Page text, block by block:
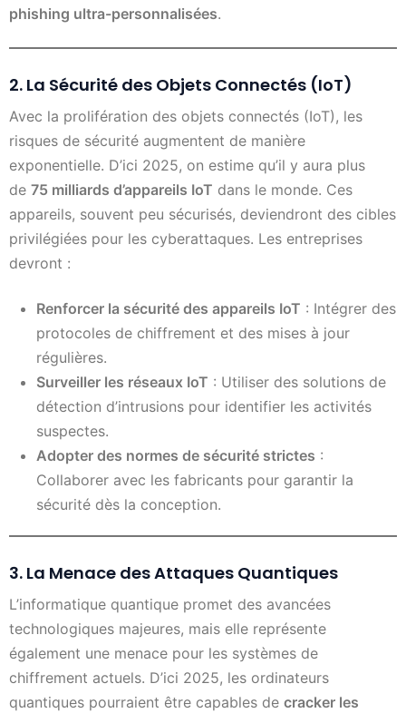
phishing ultra-personnalisées.
2. La Sécurité des Objets Connectés (IoT)
Avec la prolifération des objets connectés (IoT), les
risques de sécurité augmentent de manière
exponentielle. D’ici 2025, on estime qu’il y aura plus
de 75 milliards d’appareils IoT dans le monde. Ces
appareils, souvent peu sécurisés, deviendront des cibles
privilégiées pour les cyberattaques. Les entreprises
devront :
Renforcer la sécurité des appareils IoT : Intégrer des
protocoles de chiffrement et des mises à jour
régulières.
Surveiller les réseaux IoT : Utiliser des solutions de
détection d’intrusions pour identifier les activités
suspectes.
Adopter des normes de sécurité strictes :
Collaborer avec les fabricants pour garantir la
sécurité dès la conception.
3. La Menace des Attaques Quantiques
L’informatique quantique promet des avancées
technologiques majeures, mais elle représente
également une menace pour les systèmes de
chiffrement actuels. D’ici 2025, les ordinateurs
quantiques pourraient être capables de cracker les